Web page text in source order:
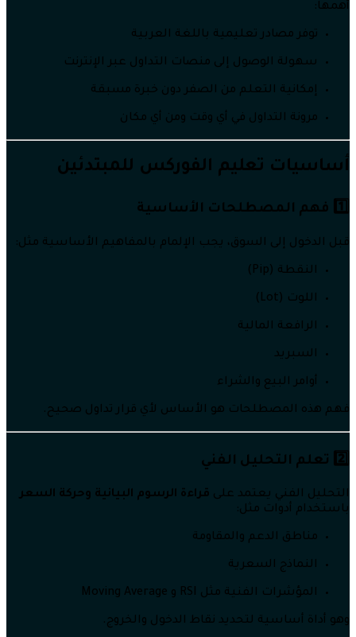
أهمها:
توفر مصادر تعليمية باللغة العربية
سهولة الوصول إلى منصات التداول عبر الإنترنت
إمكانية التعلم من الصفر دون خبرة مسبقة
مرونة التداول في أي وقت ومن أي مكان
أساسيات تعليم الفوركس للمبتدئين
1️⃣ فهم المصطلحات الأساسية
قبل الدخول إلى السوق، يجب الإلمام بالمفاهيم الأساسية مثل:
النقطة (Pip)
اللوت (Lot)
الرافعة المالية
السبريد
أوامر البيع والشراء
فهم هذه المصطلحات هو الأساس لأي قرار تداول صحيح.
2️⃣ تعلم التحليل الفني
التحليل الفني يعتمد على قراءة الرسوم البيانية وحركة السعر
باستخدام أدوات مثل:
مناطق الدعم والمقاومة
النماذج السعرية
المؤشرات الفنية مثل RSI و Moving Average
وهو أداة أساسية لتحديد نقاط الدخول والخروج.